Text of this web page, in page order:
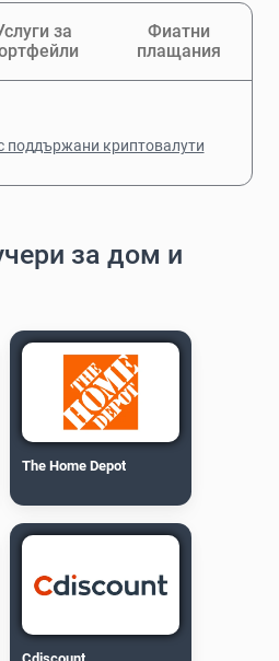
за
Фиатни
плащания
поддържани криптовалути
за дом и
The Home Depot